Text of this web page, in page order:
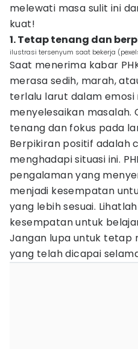
melewati masa sulit ini
kuat!
1. Tetap tenang dan
ilustrasi tersenyum saat bekerja
Saat menerima kabar
merasa sedih, marah,
terlalu larut dalam emosi
menyelesaikan
tenang dan fokus pada
Berpikiran positif adalah
menghadapi situasi ini.
pengalaman yang
menjadi kesempatan
yang lebih sesuai.
kesempatan untuk
Jangan lupa untuk tetap
yang telah dicapai